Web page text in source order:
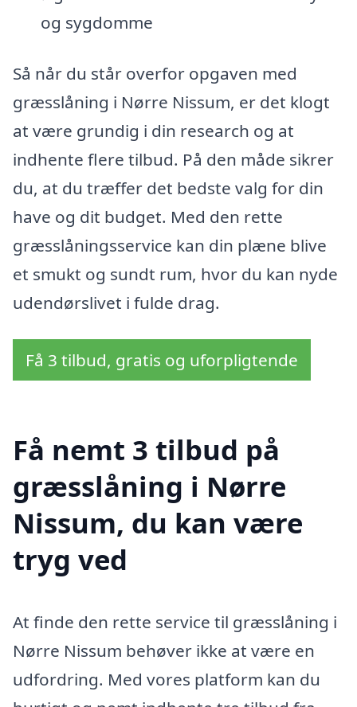
og sygdomme
Så når du står overfor opgaven med
græsslåning i Nørre Nissum, er det klogt
at være grundig i din research og at
indhente flere tilbud. På den måde sikrer
du, at du træffer det bedste valg for din
have og dit budget. Med den rette
græsslåningsservice kan din plæne blive
et smukt og sundt rum, hvor du kan nyde
udendørslivet i fulde drag.
Få 3 tilbud, gratis og uforpligtende
Få nemt 3 tilbud på
græsslåning i Nørre
Nissum, du kan være
tryg ved
At finde den rette service til græsslåning i
Nørre Nissum behøver ikke at være en
udfordring. Med vores platform kan du